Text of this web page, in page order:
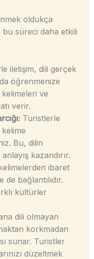
oldukça
süreci daha etkili
iletişim, dili gerçek
öğrenmenize
ve
verir.
Turistlerle
Bu, dilin
kazandırır.
ibaret
bağlantılıdır.
kültürler
dili olmayan
korkmadan
sunar. Turistler
düzeltmek